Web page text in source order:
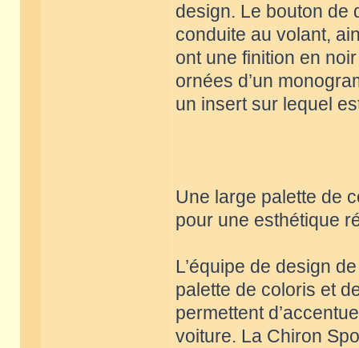
design. Le bouton de
conduite au volant,
ont une finition en
ornées d’un
un insert sur lequel
Une large palette de
pour une esthétique
L’équipe de design
palette de coloris et
permettent
voiture. La Chiron